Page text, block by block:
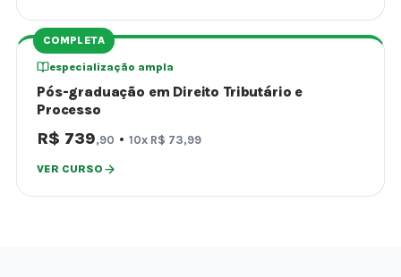
COMPLETA
especialização ampla
Pós-graduação em Direito Tributário e
Processo
R$ 739,90 · 10x R$ 73,99
VER CURSO